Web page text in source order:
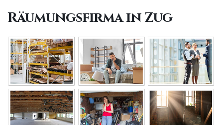
Räumungsfirma in Zug